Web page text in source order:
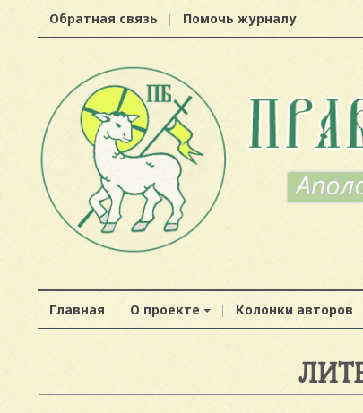
Обратная связь Помочь журналу
Главная О проекте Колонки авторов